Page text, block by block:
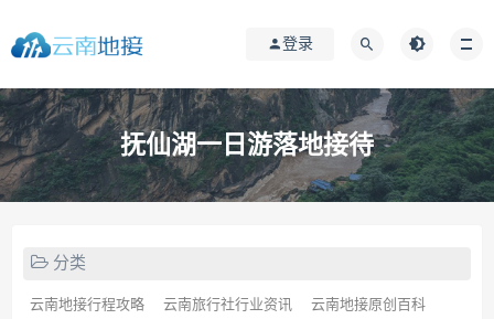
登录
抚仙湖一日游落地接待
分类
云南地接行程攻略 云南旅行社行业资讯 云南地接原创百科